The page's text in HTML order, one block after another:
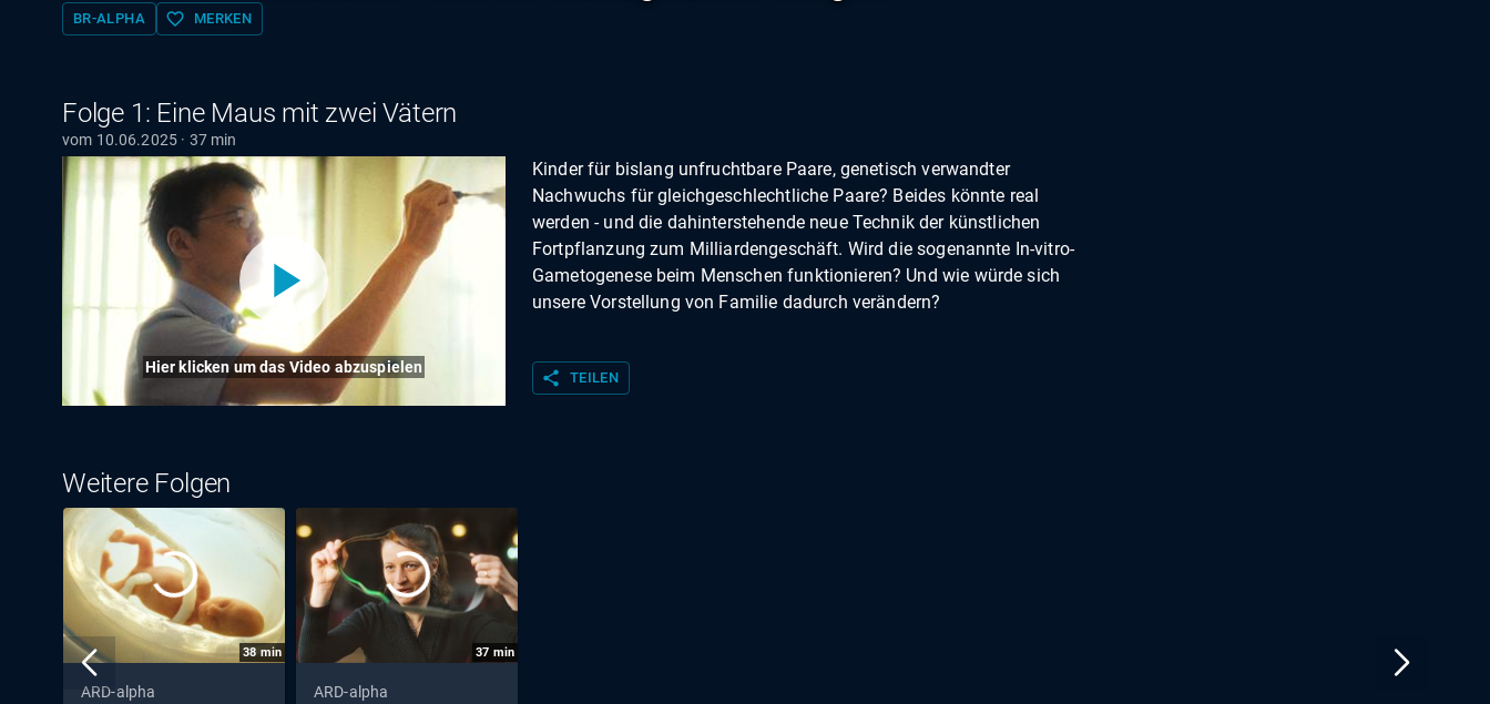
BR-ALPHA favorite_border MERKEN
Folge 1: Eine Maus mit zwei Vätern
vom 10.06.2025 · 37 min
Hier klicken um das Video abzuspielen
Kinder für bislang unfruchtbare Paare, genetisch verwandter
Nachwuchs für gleichgeschlechtliche Paare? Beides könnte real
werden - und die dahinterstehende neue Technik der künstlichen
Fortpflanzung zum Milliardengeschäft. Wird die sogenannte In-vitro-
Gametogenese beim Menschen funktionieren? Und wie würde sich
unsere Vorstellung von Familie dadurch verändern?
share TEILEN
Weitere Folgen
38 min
ARD-alpha
37 min
ARD-alpha